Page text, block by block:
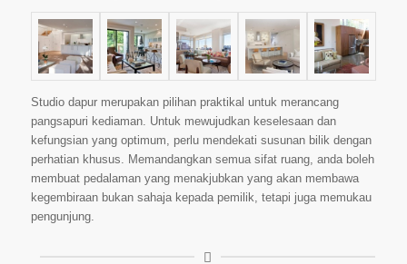
Studio dapur merupakan pilihan praktikal untuk merancang
pangsapuri kediaman. Untuk mewujudkan keselesaan dan
kefungsian yang optimum, perlu mendekati susunan bilik dengan
perhatian khusus. Memandangkan semua sifat ruang, anda boleh
membuat pedalaman yang menakjubkan yang akan membawa
kegembiraan bukan sahaja kepada pemilik, tetapi juga memukau
pengunjung.